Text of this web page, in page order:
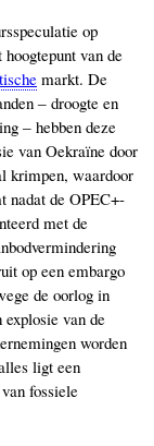
op
van de
markt. De
‒ droogte en
‒ hebben deze
van Oekraïne door
krimpen, waardoor
nadat de OPEC+-
met de
op een embargo
de oorlog in
van de
worden
ligt een
fossiele